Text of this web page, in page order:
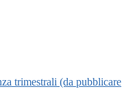
trimestrali (da pubblicare